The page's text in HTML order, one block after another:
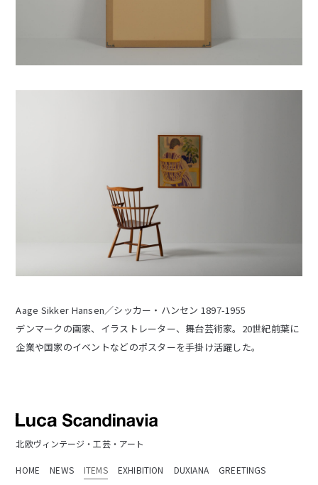
Aage Sikker Hansen／シッカー・ハンセン 1897-1955
デンマークの画家、イラストレーター、舞台芸術家。20世紀前葉に
企業や国家のイベントなどのポスターを手掛け活躍した。
北欧ヴィンテージ・工芸・アート
HOME NEWS ITEMS EXHIBITION DUXIANA GREETINGS